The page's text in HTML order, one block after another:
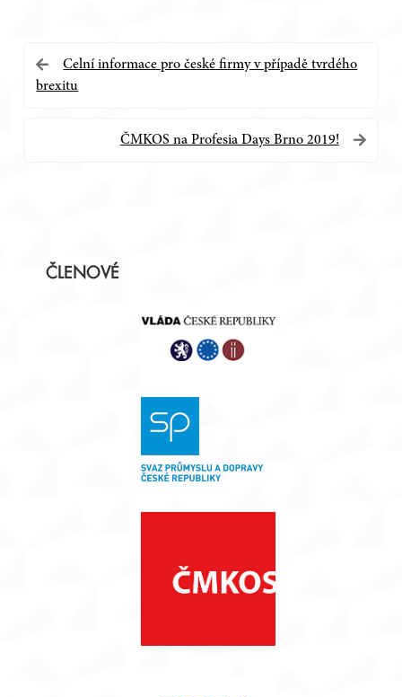
Navigace
příspěvek
Celní informace pro české firmy v případě tvrdého
brexitu
ČMKOS na Profesia Days Brno 2019!
ČLENOVÉ